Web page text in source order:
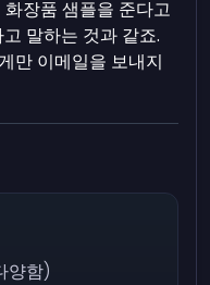
장품 샘플을 준다고
말하는 것과 같죠.
만 이메일을 보내지
양함)